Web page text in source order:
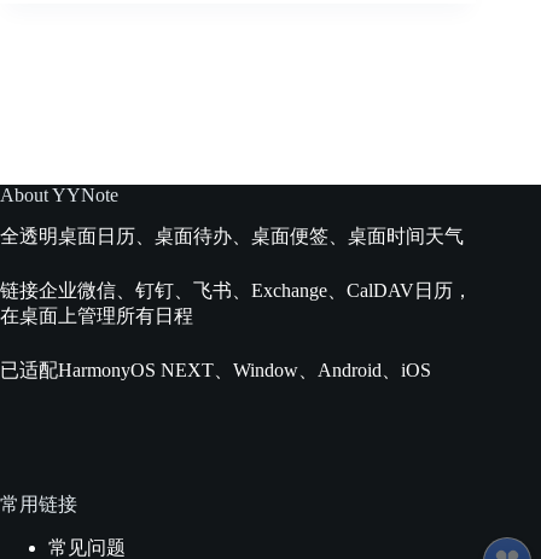
用
明
About YYNote
全透明桌面日历、桌面待办、桌面便签、桌面时间天气
链接企业微信、钉钉、飞书、Exchange、CalDAV日历，
在桌面上管理所有日程
已适配HarmonyOS NEXT、Window、Android、iOS
常用链接
常见问题